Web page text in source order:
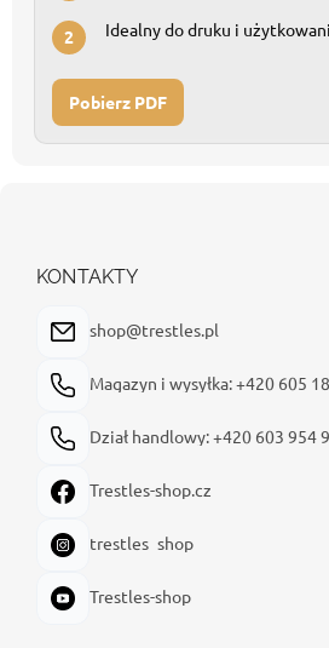
2 Idealny do druku i
Pobierz PDF
KONTAKTY
shop@trestles.pl
Magazyn i wysyłka: +420 605
Dział handlowy: +420 603 954
Trestles-shop.cz
trestles_shop
Trestles-shop